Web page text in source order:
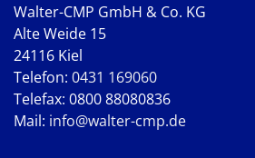
Walter-CMP GmbH & Co. KG
Alte Weide 15
24116 Kiel
Telefon: 0431 169060
Telefax: 0800 88080836
Mail: info@walter-cmp.de